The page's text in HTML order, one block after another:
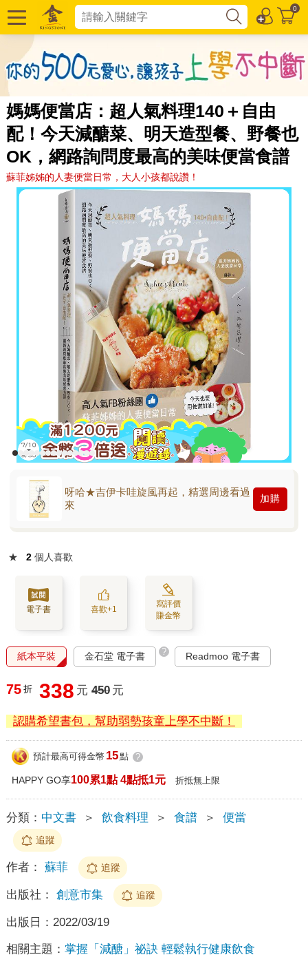
0
媽媽便當店：超人氣料理140＋自由
配！今天減醣菜、明天造型餐、野餐也
OK，網路詢問度最高的美味便當食譜
蘇菲姊姊的人妻便當日常，大人小孩都說讚！
呀哈★吉伊卡哇旋風再起，精選周邊看過
來
加購
★ 2 個人喜歡
電子書 喜歡+1
寫評價
賺金幣
紙本平裝 金石堂 電子書 ? Readmoo 電子書
75 折 338 元 450 元
認購希望書包，幫助弱勢孩童上學不中斷！
預計最高可得金幣 15點 ?
HAPPY GO享100累1點 4點抵1元 折抵無上限
分類： 中文書 ＞ 飲食料理 ＞ 食譜 ＞ 便當
追蹤
作者： 蘇菲 追蹤
出版社： 創意市集 追蹤
出版日： 2022/03/19
相關主題： 掌握「減醣」祕訣 輕鬆執行健康飲食